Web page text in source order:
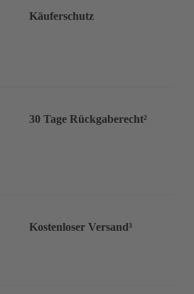
Käuferschutz
30 Tage Rückgaberecht²
Kostenloser Versand³